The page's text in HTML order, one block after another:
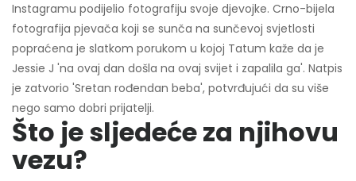
Instagramu podijelio fotografiju svoje djevojke. Crno-bijela
fotografija pjevača koji se sunča na sunčevoj svjetlosti
popraćena je slatkom porukom u kojoj Tatum kaže da je
Jessie J 'na ovaj dan došla na ovaj svijet i zapalila ga'. Natpis
je zatvorio 'Sretan rođendan beba', potvrđujući da su više
nego samo dobri prijatelji.
Što je sljedeće za njihovu
vezu?